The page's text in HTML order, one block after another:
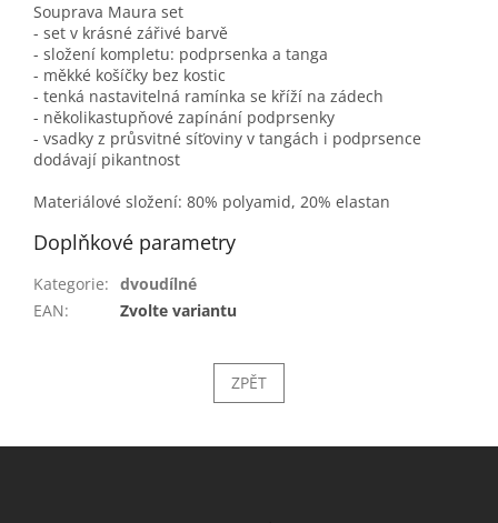
Souprava Maura set
- set v krásné zářivé barvě
- složení kompletu: podprsenka a tanga
- měkké košíčky bez kostic
- tenká nastavitelná ramínka se kříží na zádech
- několikastupňové zapínání podprsenky
- vsadky z průsvitné síťoviny v tangách i podprsence
dodávají pikantnost
Materiálové složení: 80% polyamid, 20% elastan
Doplňkové parametry
Kategorie: dvoudílné
EAN: Zvolte variantu
ZPĚT